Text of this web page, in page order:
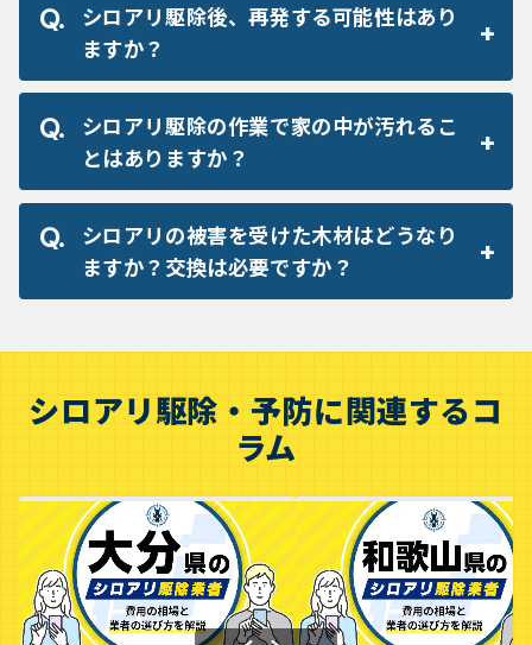
シロアリ駆除後、再発する可能性はあり
ますか？
シロアリ駆除の作業で家の中が汚れるこ
とはありますか？
シロアリの被害を受けた木材はどうなり
ますか？交換は必要ですか？
シロアリ駆除・予防に関連するコ
ラム